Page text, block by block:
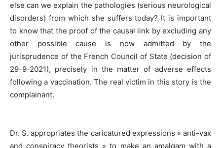
else can we explain the pathologies (serious neurological
disorders) from which she suffers today? It is important
to know that the proof of the causal link by excluding any
other possible cause is now admitted by the
jurisprudence of the French Council of State (decision of
29-9-2021), precisely in the matter of adverse effects
following a vaccination. The real victim in this story is the
complainant.
Dr. S. appropriates the caricatured expressions « anti-vax
and conspiracy theorists » to make an amalgam with a